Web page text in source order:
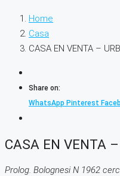
Home
Casa
CASA EN VENTA –
Share on:
WhatsApp Pinterest
CASA EN VENTA
Prolog. Bolognesi N 1962